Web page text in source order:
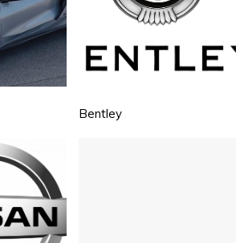
Bentley